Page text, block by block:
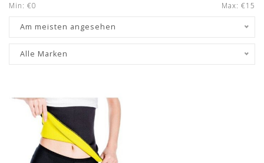
Min: €0 Max: €15
Am meisten angesehen
Alle Marken